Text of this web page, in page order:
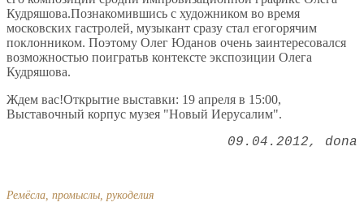
Кудряшова.Познакомившись с художником во время
московских гастролей, музыкант сразу стал егогорячим
поклонником. Поэтому Олег Юданов очень заинтересовался
возможностью поигратьв контексте экспозиции Олега
Кудряшова.
Ждем вас!Открытие выставки: 19 апреля в 15:00,
Выставочный корпус музея "Новый Иерусалим".
09.04.2012 dona
Ремёсла, промыслы, рукоделия